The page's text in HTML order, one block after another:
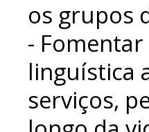
os grupos
-
linguística
serviços,